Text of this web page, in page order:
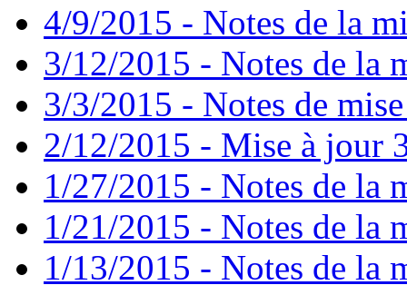
4/9/2015 - Notes de la
3/12/2015 - Notes de la
3/3/2015 - Notes de
2/12/2015 - Mise à jour
1/27/2015 - Notes de la
1/21/2015 - Notes de la
1/13/2015 - Notes de la